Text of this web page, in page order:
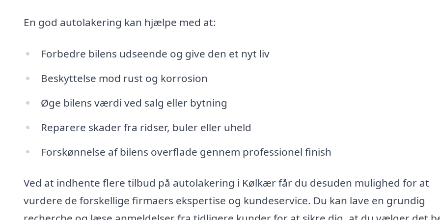
En god autolakering kan hjælpe med at:
Forbedre bilens udseende og give den et nyt liv
Beskyttelse mod rust og korrosion
Øge bilens værdi ved salg eller bytning
Reparere skader fra ridser, buler eller uheld
Forskønnelse af bilens overflade gennem professionel finish
Ved at indhente flere tilbud på autolakering i Kølkær får du desuden mulighed for at
vurdere de forskellige firmaers ekspertise og kundeservice. Du kan lave en grundig